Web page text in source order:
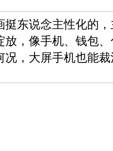
挺东说念主性化的
放，像手机、钱包
况，大屏手机也能